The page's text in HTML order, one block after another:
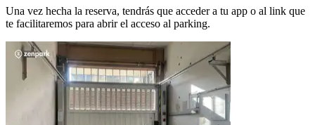
Una vez hecha la reserva, tendrás que acceder a tu app o al link que
te facilitaremos para abrir el acceso al parking.